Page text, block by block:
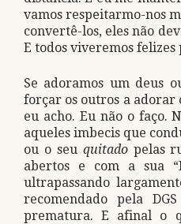
vamos respeitarmo-nos
convertê-los, eles não
E todos viveremos
Se adoramos um deus
forçar os outros a adorar
eu acho. Eu não o faço.
aqueles imbecis que
ou o seu quitadopelas
abertos e com a sua
ultrapassando
recomendado pela
prematura. E afinal o